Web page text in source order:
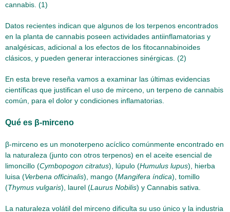
cannabis. (1)
Datos recientes indican que algunos de los terpenos encontrados
en la planta de cannabis poseen actividades antiinflamatorias y
analgésicas, adicional a los efectos de los fitocannabinoides
clásicos, y pueden generar interacciones sinérgicas. (2)
En esta breve reseña vamos a examinar las últimas evidencias
científicas que justifican el uso de mirceno, un terpeno de cannabis
común, para el dolor y condiciones inflamatorias.
Qué es β-mirceno
β-mirceno es un monoterpeno acíclico comúnmente encontrado en
la naturaleza (junto con otros terpenos) en el aceite esencial de
limoncillo (Cymbopogon citratus), lúpulo (Humulus lupus), hierba
luisa (Verbena officinalis), mango (Mangifera índica), tomillo
(Thymus vulgaris), laurel (Laurus Nobilis) y Cannabis sativa.
La naturaleza volátil del mirceno dificulta su uso único y la industria